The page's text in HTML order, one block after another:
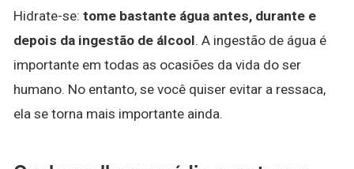
Hidrate-se: tome bastante água antes, durante e
depois da ingestão de álcool. A ingestão de água é
importante em todas as ocasiões da vida do ser
humano. No entanto, se você quiser evitar a ressaca,
ela se torna mais importante ainda.